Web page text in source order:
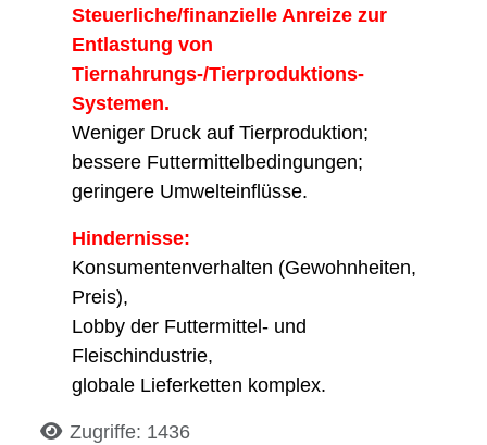
Steuerliche/finanzielle Anreize zur
Entlastung von
Tiernahrungs-/Tierproduktions-
Systemen.
Weniger Druck auf Tierproduktion;
bessere Futtermittelbedingungen;
geringere Umwelteinflüsse.
Hindernisse:
Konsumentenverhalten (Gewohnheiten,
Preis),
Lobby der Futtermittel- und
Fleischindustrie,
globale Lieferketten komplex.
DetailsZugriffe: 1436